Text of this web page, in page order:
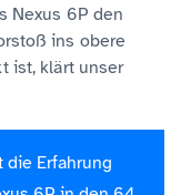
Nexus 6P den
ins obere
ist, klärt unser
die Erfahrung